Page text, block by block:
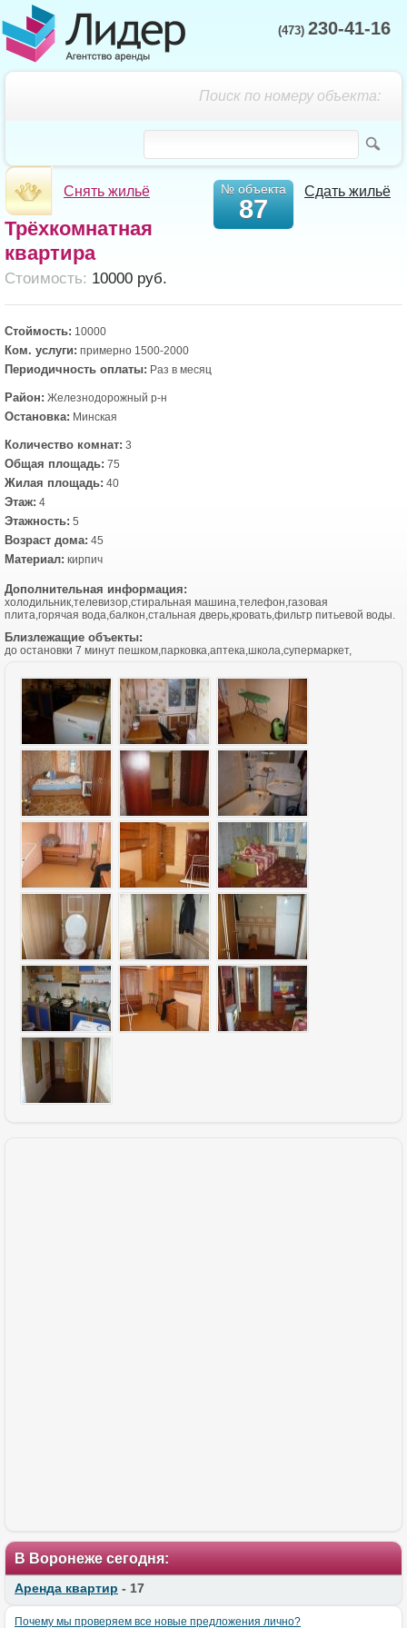
(473) 230-41-16
Поиск по номеру объекта:
Снять жильё Сдать жильё
№ объекта
87
Трёхкомнатная
квартира
Cтоимость: 10000 руб.
Стоймость: 10000
Ком. услуги: примерно 1500-2000
Периодичность оплаты: Раз в месяц
Район: Железнодорожный р-н
Остановка: Минская
Количество комнат: 3
Общая площадь: 75
Жилая площадь: 40
Этаж: 4
Этажность: 5
Возраст дома: 45
Материал: кирпич
Дополнительная информация:
холодильник,телевизор,стиральная машина,телефон,газовая
плита,горячая вода,балкон,стальная дверь,кровать,фильтр питьевой воды.
Близлежащие объекты:
до остановки 7 минут пешком,парковка,аптека,школа,супермаркет,
В Воронеже сегодня:
Аренда квартир - 17
Почему мы проверяем все новые предложения лично?